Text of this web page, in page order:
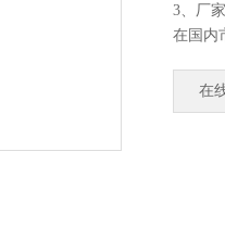
3、厂
在国内
部发货
供应
在